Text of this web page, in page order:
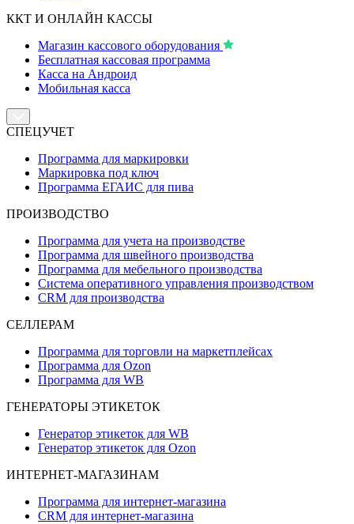
ККТ И ОНЛАЙН КАССЫ
Магазин кассового оборудования
Бесплатная кассовая программа
Касса на Андроид
Мобильная касса
СПЕЦУЧЕТ
Программа для маркировки
Маркировка под ключ
Программа ЕГАИС для пива
ПРОИЗВОДСТВО
Программа для учета на производстве
Программа для швейного производства
Программа для мебельного производства
Система оперативного управления производством
CRM для производства
СЕЛЛЕРАМ
Программа для торговли на маркетплейсах
Программа для Ozon
Программа для WB
ГЕНЕРАТОРЫ ЭТИКЕТОК
Генератор этикеток для WB
Генератор этикеток для Ozon
ИНТЕРНЕТ-МАГАЗИНАМ
Программа для интернет-магазина
CRM для интернет-магазина